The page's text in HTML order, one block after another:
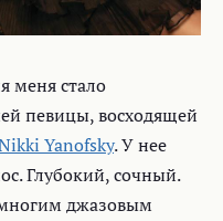
меня стало
певицы, восходящей
Yanofsky. У нее
Глубокий, сочный.
джазовым